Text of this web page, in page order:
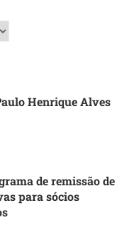
Henrique Alves
de remissão de
para sócios